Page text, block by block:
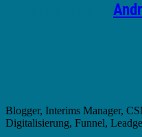
Blogger, Interims Manager,
Digitalisierung, Funnel,